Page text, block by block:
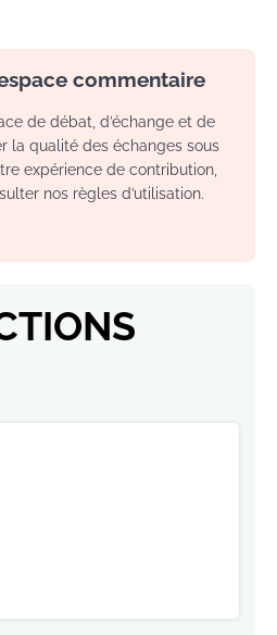
commentaire
de débat, d’échange et de
la qualité des échanges sous
expérience de contribution,
nos règles d’utilisation.